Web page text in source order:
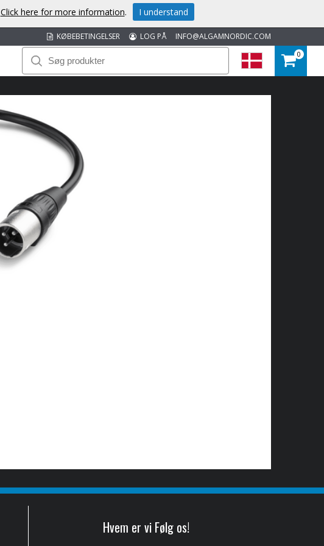
INFO@ALGAMNORDIC.COM
LOG PÅ
KØBEBETINGELSER
0
Hvem er vi Følg os!
Click here for more information. I understand